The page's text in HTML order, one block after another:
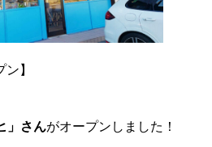
】
」さんがオープンしました！